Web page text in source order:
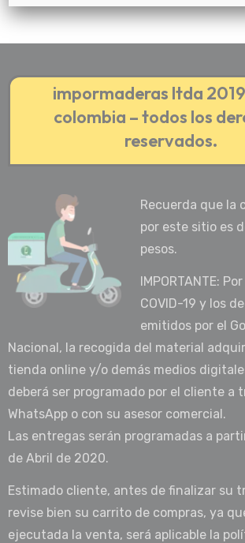
impormaderas ltda
colombia – todos los
reservados.
Recuerda que la
por este sitio es
pesos.
IMPORTANTE:
COVID-19 y los
emitidos por el
Nacional, la recogida del material
tienda online y/o demás medios
deberá ser programado por el cliente a
WhatsApp o con su asesor comercial.
Las entregas serán programadas a
de Abril de 2020.
Estimado cliente, antes de finalizar su
revise bien su carrito de compras, ya
ejecutada la venta, será aplicable la